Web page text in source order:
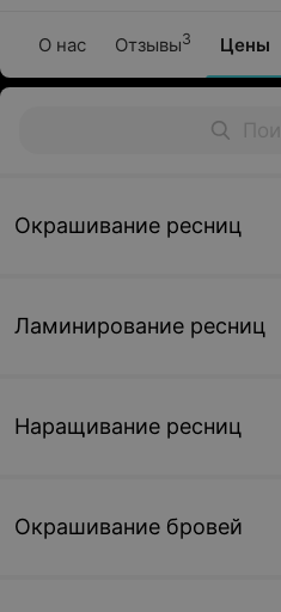
О нас Отзывы3 Цены
Окрашивание ресниц
Ламинирование ресниц
Наращивание ресниц
Окрашивание бровей